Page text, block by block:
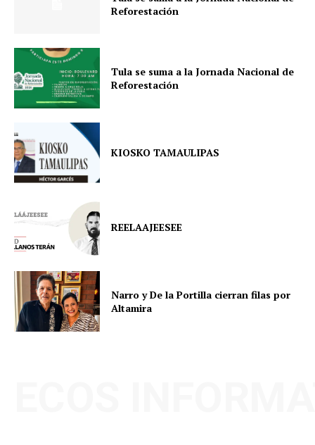
Reforestación
Tula se suma a la Jornada Nacional de
Reforestación
KIOSKO TAMAULIPAS
REELAAJEESEE
Narro y De la Portilla cierran filas por
Altamira